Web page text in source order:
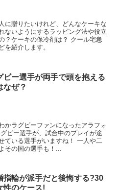
に贈りたいけれど、どんなケーキな
ないようにするラッピング法や役立
？ケーキの保冷剤は？ クール宅急
を紹介します。
ビー選手が両手で頭を抱える
なぜ？
かラグビーファンになったアラフォ
ビー選手が、試合中のプレイが途
ている選手がいますね！ 一人や二
その国の選手も！...
指輪が派手だと後悔する?30
性のケース!